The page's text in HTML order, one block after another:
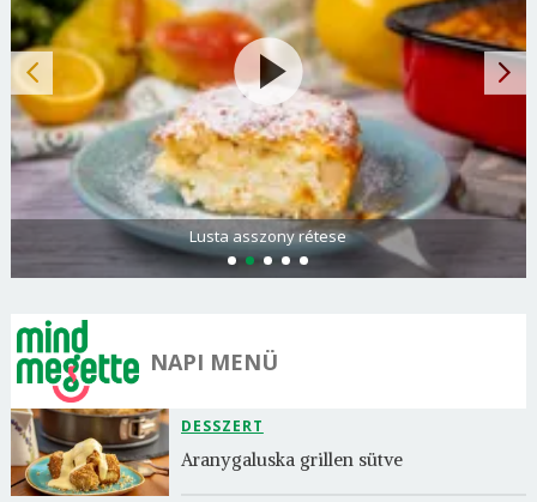
Lusta asszony rétese
NAPI MENÜ
DESSZERT
Aranygaluska grillen sütve